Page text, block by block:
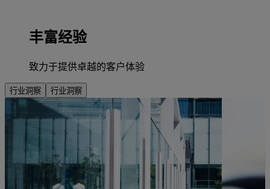
丰富经验
致力于提供卓越的客户体验
行业洞察 行业洞察